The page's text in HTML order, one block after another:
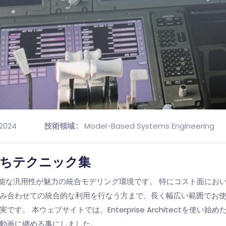
技術領域 : Model-Based Systems Engineering
テクニック集
汎用性が魅力の統合モデリング環境です。 特にコスト面にお
合わせての統合的な利用を行なう方まで、長く幅広い範囲で
です。 本ウェブサイトでは、Enterprise Architectを使い始め